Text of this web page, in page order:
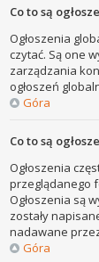
Co to są
Ogłoszenia
czytać. Są one
zarządzania
ogłoszeń
Góra
Co to są
Ogłoszenia
przeglądanego
Ogłoszenia są
zostały
nadawane
Góra